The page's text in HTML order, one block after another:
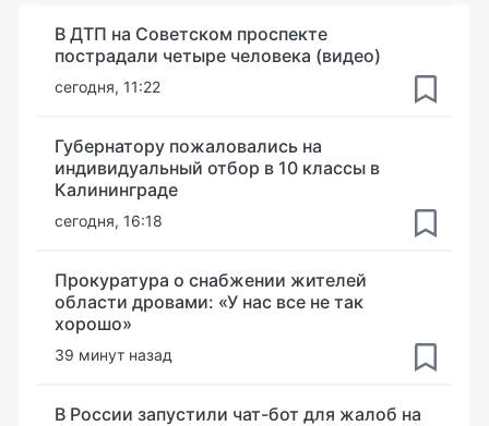
В ДТП на Советском проспекте
пострадали четыре человека (видео)
сегодня, 11:22
Губернатору пожаловались на
индивидуальный отбор в 10 классы в
Калининграде
сегодня, 16:18
Прокуратура о снабжении жителей
области дровами: «У нас все не так
хорошо»
39 минут назад
В России запустили чат-бот для жалоб на